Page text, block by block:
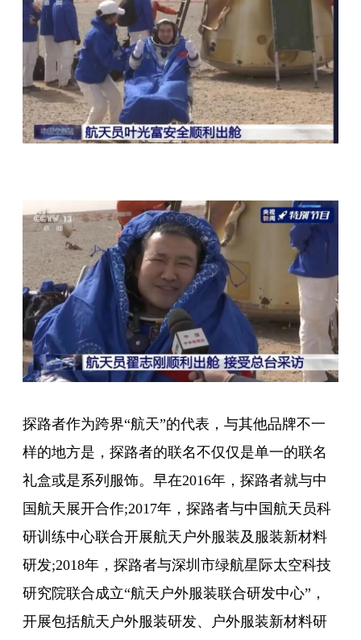
探路者作为跨界“航天”的代表，与其他品牌不一
样的地方是，探路者的联名不仅仅是单一的联名
礼盒或是系列服饰。早在2016年，探路者就与中
国航天展开合作;2017年，探路者与中国航天员科
研训练中心联合开展航天户外服装及服装新材料
研发;2018年，探路者与深圳市绿航星际太空科技
研究院联合成立“航天户外服装联合研发中心”，
开展包括航天户外服装研发、户外服装新材料研